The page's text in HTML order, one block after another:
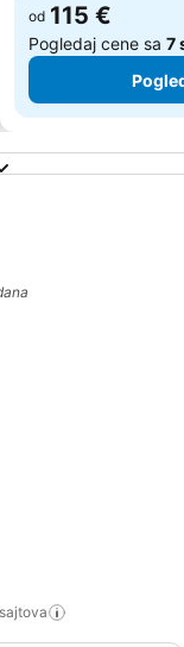
od 115 €
Pogledaj cene sa 7
Beč
sajtova